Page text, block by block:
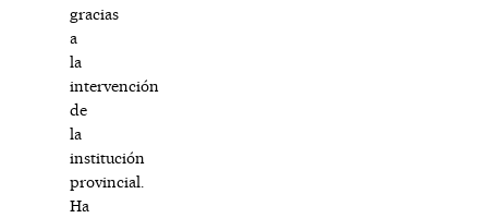
gracias
a
la
intervención
de
la
institución
provincial.
Ha